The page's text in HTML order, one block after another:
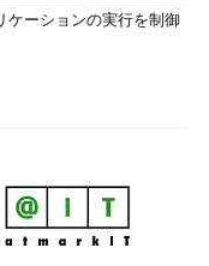
ケーションの実行を制御